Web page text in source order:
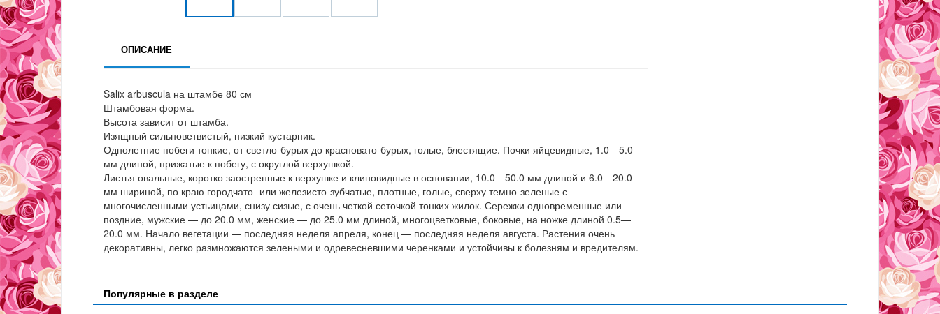
ОПИСАНИЕ
Salix arbuscula на штамбе 80 см
Штамбовая форма.
Высота зависит от штамба.
Изящный сильноветвистый, низкий кустарник.
Однолетние побеги тонкие, от светло-бурых до красновато-бурых, голые, блестящие. Почки яйцевидные, 1.0—5.0
мм длиной, прижатые к побегу, с округлой верхушкой.
Листья овальные, коротко заостренные к верхушке и клиновидные в основании, 10.0—50.0 мм длиной и 6.0—20.0
мм шириной, по краю городчато- или железисто-зубчатые, плотные, голые, сверху темно-зеленые с
многочисленными устьицами, снизу сизые, с очень четкой сеточкой тонких жилок. Сережки одновременные или
поздние, мужские — до 20.0 мм, женские — до 25.0 мм длиной, многоцветковые, боковые, на ножке длиной 0.5—
20.0 мм. Начало вегетации — последняя неделя апреля, конец — последняя неделя августа. Растения очень
декоративны, легко размножаются зелеными и одревесневшими черенками и устойчивы к болезням и вредителям.
Популярные в разделе